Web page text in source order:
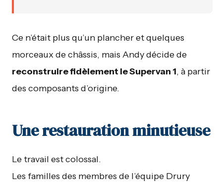
Ce n’était plus qu’un plancher et quelques
morceaux de châssis, mais Andy décide de
reconstruire fidèlement le Supervan 1, à partir
des composants d’origine.
Une restauration minutieuse
Le travail est colossal.
Les familles des membres de l’équipe Drury